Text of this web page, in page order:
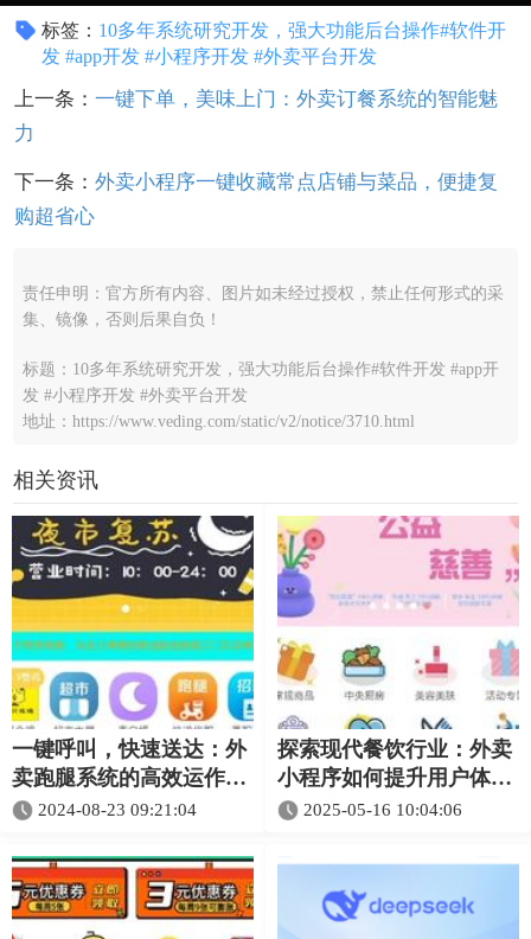
标签： 10多年系统研究开发，强大功能后台操作#软件开
发 #app开发 #小程序开发 #外卖平台开发
上一条： 一键下单，美味上门：外卖订餐系统的智能魅
力
下一条： 外卖小程序一键收藏常点店铺与菜品，便捷复
购超省心
责任申明：官方所有内容、图片如未经过授权，禁止任何形式的采
集、镜像，否则后果自负！
标题：10多年系统研究开发，强大功能后台操作#软件开发 #app开
发 #小程序开发 #外卖平台开发
地址：https://www.veding.com/static/v2/notice/3710.html
相关资讯
一键呼叫，快速送达：外
卖跑腿系统的高效运作揭
秘 2024-08-23 09:21:04
探索现代餐饮行业：外卖
小程序如何提升用户体验
与效率
2025-05-16 10:04:06